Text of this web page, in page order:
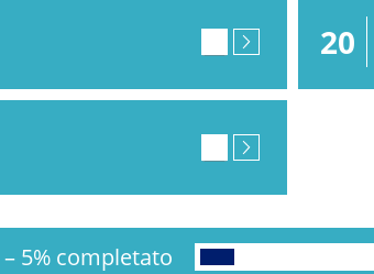
20
– 5% completato